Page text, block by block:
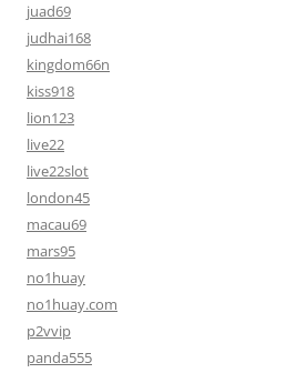
juad69
judhai168
kingdom66n
kiss918
lion123
live22
live22slot
london45
macau69
mars95
no1huay
no1huay.com
p2vvip
panda555